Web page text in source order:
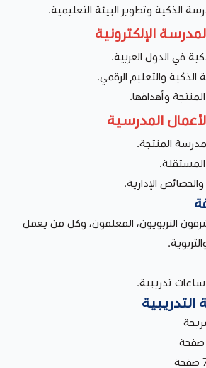
الذكية وتطوير البيئة التعليمية.
الإلكترونية
في الدول العربية.
والتعليم الرقمي.
وأهدافها.
المدرسية
المنتجة.
الإدارية.
التربويون، المعلمون، وكل من يعمل
التدريبية